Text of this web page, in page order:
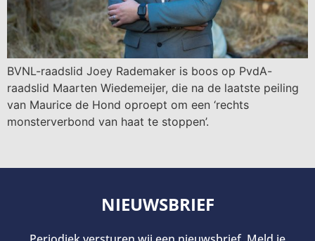
BVNL-raadslid Joey Rademaker is boos op PvdA-
raadslid Maarten Wiedemeijer, die na de laatste peiling
van Maurice de Hond oproept om een ‘rechts
monsterverbond van haat te stoppen’.
NIEUWSBRIEF